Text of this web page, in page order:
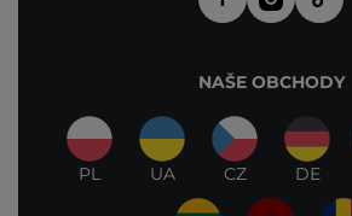
NAŠE OBCHODY
PL UA CZ DE